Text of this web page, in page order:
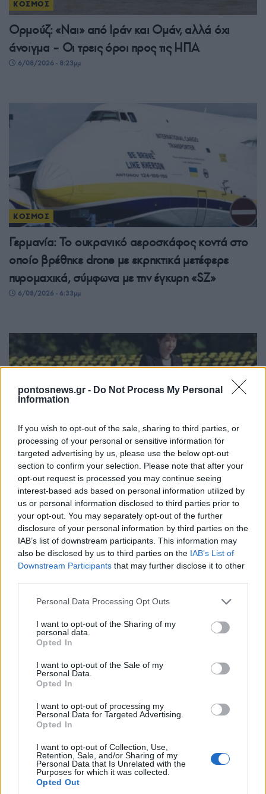
pontosnews.gr - Do Not Process My Personal
Information
If you wish to opt-out of the sale, sharing to third parties, or
processing of your personal or sensitive information for
targeted advertising by us, please use the below opt-out
section to confirm your selection. Please note that after your
opt-out request is processed you may continue seeing
interest-based ads based on personal information utilized by
us or personal information disclosed to third parties prior to
your opt-out. You may separately opt-out of the further
disclosure of your personal information by third parties on the
IAB’s list of downstream participants. This information may
also be disclosed by us to third parties on the IAB’s List of
Downstream Participants that may further disclose it to other
Please note that this website/app uses one or more Google
not limited to your visit or usage behaviour. You may click to
grant or deny consent to Google and its third-party tags to
use your data for below specified purposes in below Google
consent section.
Personal Data Processing Opt Outs
I want to opt-out of the Sharing of my
personal data.
Opted In
I want to opt-out of the Sale of my
Personal Data.
Opted In
I want to opt-out of processing my
Personal Data for Targeted Advertising.
Opted In
I want to opt-out of Collection, Use,
Retention, Sale, and/or Sharing of my
Personal Data that Is Unrelated with the
Purposes for which it was collected.
Opted Out
ΚΟΣΜΟΣ
Ορμούζ: «Ναι» από Ιράν και Ομάν, αλλά όχι
άνοιγμα – Οι τρεις όροι προς τις ΗΠΑ
6/08/2026 - 8:23μμ
ΚΟΣΜΟΣ
Γερμανία: Το ουκρανικό αεροσκάφος κοντά στο
οποίο βρέθηκε drone με εκρηκτικά μετέφερε
πυρομαχικά, σύμφωνα με την έγκυρη «SZ»
6/08/2026 - 6:33μμ
ΚΟΣΜΟΣ
Χιροσίμα: 81 χρόνια από την πρώτη ατομική
βόμβα στην ιστορία της ανθρωπότητας
6/08/2026 - 1:11μμ
Γερμανία: Νέα διάσταση στις απειλές βλέπει το
Βερολίνο μετά τον εντοπισμό drone με εκρηκτικά
στη Λειψία